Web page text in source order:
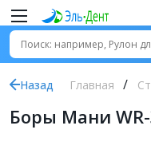
Назад Главная
Боры Мани